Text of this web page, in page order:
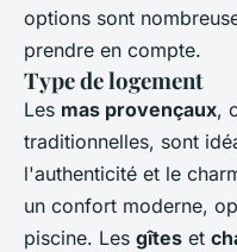
options sont
prendre en compte.
Type de logement
Les mas provençaux,
traditionnelles, sont
l'authenticité et le
un confort moderne,
piscine. Les gîtes et